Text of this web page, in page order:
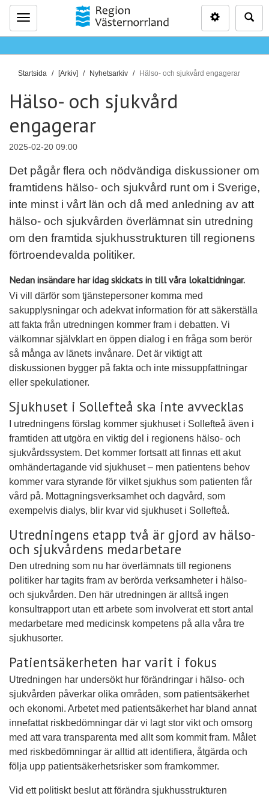
Meny
D
ä
h
ä
:
Startsida [Arkiv] Nyhetsarkiv Hälso- och sjukvård engagerar
Hälso- och sjukvård
engagerar
2025-02-20 09:00
Det pågår flera och nödvändiga diskussioner om
framtidens hälso- och sjukvård runt om i Sverige,
inte minst i vårt län och då med anledning av att
hälso- och sjukvården överlämnat sin utredning
om den framtida sjukhusstrukturen till regionens
förtroendevalda politiker.
Nedan insändare har idag skickats in till våra lokaltidningar.
Vi vill därför som tjänstepersoner komma med
sakupplysningar och adekvat information för att säkerställa
att fakta från utredningen kommer fram i debatten. Vi
välkomnar självklart en öppen dialog i en fråga som berör
så många av länets invånare. Det är viktigt att
diskussionen bygger på fakta och inte missuppfattningar
eller spekulationer.
Sjukhuset i Sollefteå ska inte avvecklas
I utredningens förslag kommer sjukhuset i Sollefteå även i
framtiden att utgöra en viktig del i regionens hälso- och
sjukvårdssystem. Det kommer fortsatt att finnas ett akut
omhändertagande vid sjukhuset – men patientens behov
kommer vara styrande för vilket sjukhus som patienten får
vård på. Mottagningsverksamhet och dagvård, som
exempelvis dialys, blir kvar vid sjukhuset i Sollefteå.
Utredningens etapp två är gjord av hälso-
och sjukvårdens medarbetare
Den utredning som nu har överlämnats till regionens
politiker har tagits fram av berörda verksamheter i hälso-
och sjukvården. Den här utredningen är alltså ingen
konsultrapport utan ett arbete som involverat ett stort antal
medarbetare med medicinsk kompetens på alla våra tre
sjukhusorter.
Patientsäkerheten har varit i fokus
Utredningen har undersökt hur förändringar i hälso- och
sjukvården påverkar olika områden, som patientsäkerhet
och ekonomi. Arbetet med patientsäkerhet har bland annat
innefattat riskbedömningar där vi lagt stor vikt och omsorg
med att vara transparenta med allt som kommit fram. Målet
med riskbedömningar är alltid att identifiera, åtgärda och
följa upp patientsäkerhetsrisker som framkommer.
Vid ett politiskt beslut att förändra sjukhusstrukturen